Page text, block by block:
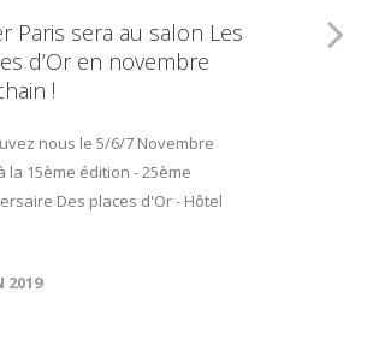
Paris sera au salon Les
d’Or en novembre
!
nous le 5/6/7 Novembre
la 15ème édition - 25ème
Des places d'Or - Hôtel
2019